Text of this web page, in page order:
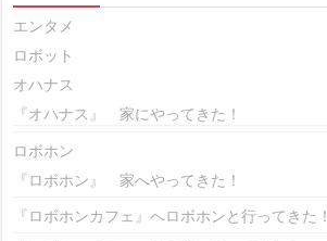
エンタメ
ロボット
オハナス
『オハナス』 家にやってきた！
ロボホン
『ロボホン』 家へやってきた！
『ロボホンカフェ』へロボホンと行ってきた！